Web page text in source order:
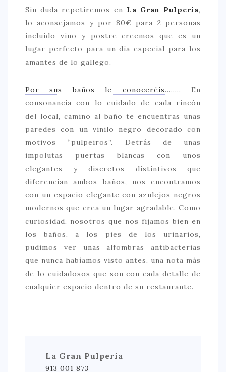
Sin duda repetiremos en La Gran Pulpería,
lo aconsejamos y por 80€ para 2 personas
incluido vino y postre creemos que es un
lugar perfecto para un día especial para los
amantes de lo gallego.
Por sus baños le conoceréis…….. En
consonancia con lo cuidado de cada rincón
del local, camino al baño te encuentras unas
paredes con un vinilo negro decorado con
motivos “pulpeiros”. Detrás de unas
impolutas puertas blancas con unos
elegantes y discretos distintivos que
diferencian ambos baños, nos encontramos
con un espacio elegante con azulejos negros
modernos que crea un lugar agradable. Como
curiosidad, nosotros que nos fijamos bien en
los baños, a los pies de los urinarios,
pudimos ver unas alfombras antibacterias
que nunca habíamos visto antes, una nota más
de lo cuidadosos que son con cada detalle de
cualquier espacio dentro de su restaurante.
La Gran Pulpería
913 001 873